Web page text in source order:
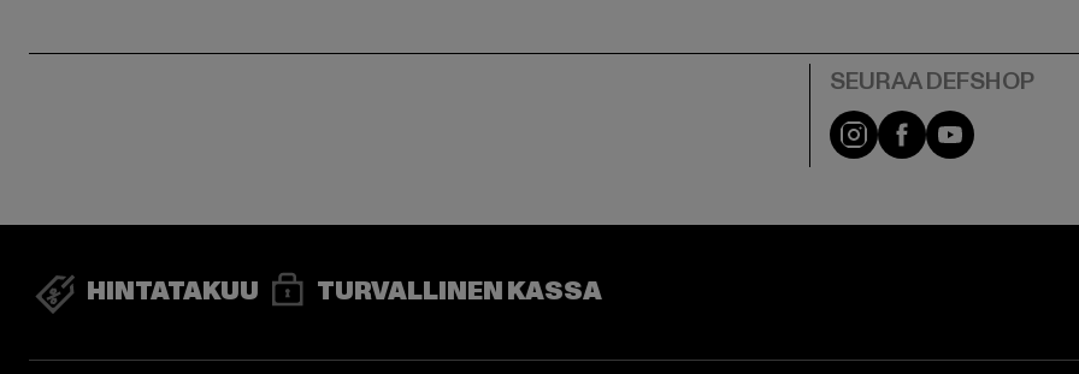
Visit our Instagram
Visit ourVisit our
HINTATAKUU TURVALLINEN KASSA